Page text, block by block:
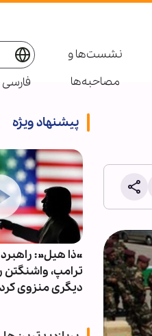
نشست‌ها و
مصاحبه‌ها
فارسی
پیشنهاد ویژه
اعتراف شرکت نفت امارات: ۱۵
«ذا هیل»: راهبرد
ترامپ، واشنگتن
دیگری منزوی